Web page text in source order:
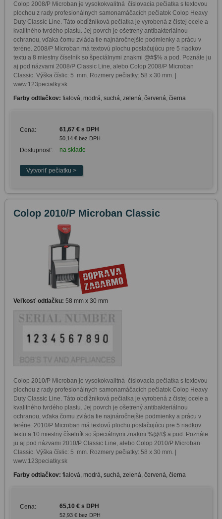
Colop 2008/P Microban je vysokokvalitná  číslovacia pečiatka s textovou
plochou z rady profesionálnych samonamáčacích pečiatok Colop Heavy
Duty Classic Line. Táto obdĺžniková pečiatka je vyrobená z čistej ocele a
kvalitného tvrdého plastu. Jej povrch je ošetrený antibakteriálnou
ochranou, vďaka čomu zvláda tie najnáročnejšie podmienky a prácu v
teréne. 2008/P Microban má textovú plochu postačujúcu pre 5 riadkov
textu a 8 miestny číselník so špeciálnymi znakmi @#$% a pod. Poznáte ju
aj pod názvami 2008/P Classic Line, alebo Colop 2008/P Microban
Classic. Výška číslic: 5  mm. Rozmery pečiatky: 58 x 30 mm. |
www.123peciatky.sk
Farby odtlačkov: fialová, modrá, suchá, zelená, červená, čierna
Cena: 61,67 € s DPH
50,14 € bez DPH
Dostupnosť: na sklade
Colop 2010/P Microban Classic
Veľkosť odtlačku: 58 mm x 30 mm
Colop 2010/P Microban je vysokokvalitná  číslovacia pečiatka s textovou
plochou z rady profesionálnych samonamáčacích pečiatok Colop Heavy
Duty Classic Line. Táto obdĺžniková pečiatka je vyrobená z čistej ocele a
kvalitného tvrdého plastu. Jej povrch je ošetrený antibakteriálnou
ochranou, vďaka čomu zvláda tie najnáročnejšie podmienky a prácu v
teréne. 2010/P Microban má textovú plochu postačujúcu pre 5 riadkov
textu a 10 miestny číselník so špeciálnymi znakmi %@#$ a pod. Poznáte
ju aj pod názvami 2010/P Classic Line, alebo Colop 2010/P Microban
Classic. Výška číslic: 5  mm. Rozmery pečiatky: 58 x 30 mm. |
www.123peciatky.sk
Farby odtlačkov: fialová, modrá, suchá, zelená, červená, čierna
Cena: 65,10 € s DPH
52,93 € bez DPH